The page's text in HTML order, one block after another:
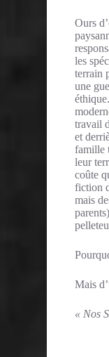
Ours
les
terrain
une
travail
et
famille
leur
coûte
fiction
mais
Mais
« Nos